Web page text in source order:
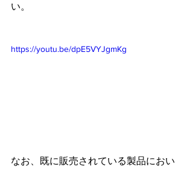
い。
https://youtu.be/dpE5VYJgmKg
なお、既に販売されている製品におい